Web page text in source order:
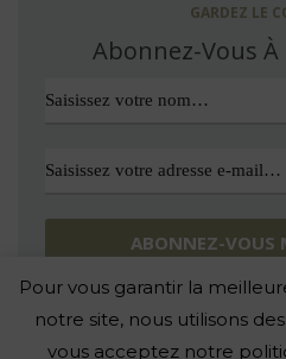
GARDEZ LE
Abonnez-Vous
Avec nous, pas d’indésirable.
vous le
Pour vous garantir la
notre site, nous utilisons
vous acceptez notre